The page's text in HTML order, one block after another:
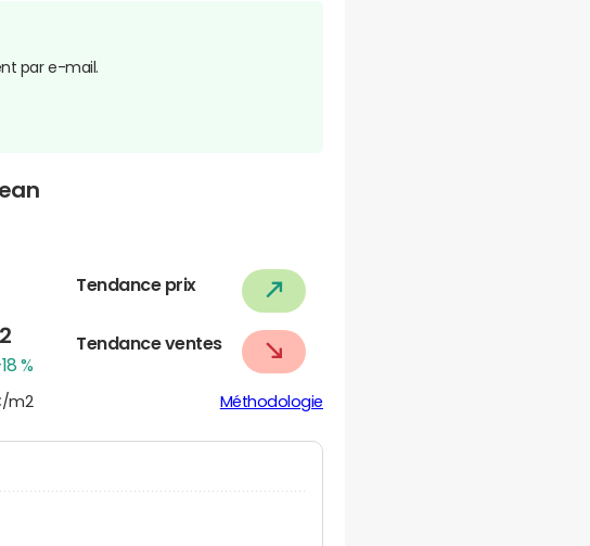
par e-mail.
%
Tendance prix
Tendance ventes
m2 Méthodologie